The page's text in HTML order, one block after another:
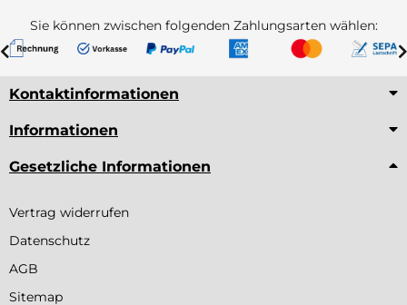
Sie können zwischen folgenden Zahlungsarten wählen:
Kontaktinformationen
Informationen
Gesetzliche Informationen
Vertrag widerrufen
Datenschutz
AGB
Sitemap